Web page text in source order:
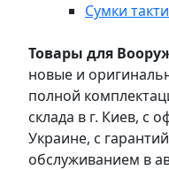
Сумки
Товары для
новые и
полной
склада в г. Киев, с
Украине, с
обслуживанием в